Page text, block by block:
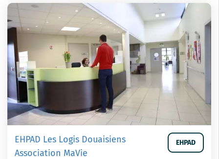
EHPAD Les Logis Douaisiens
Association MaVie
EHPAD